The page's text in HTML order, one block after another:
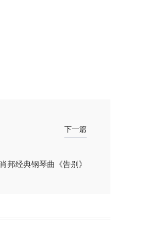
下一篇
肖邦经典钢琴曲《告别》